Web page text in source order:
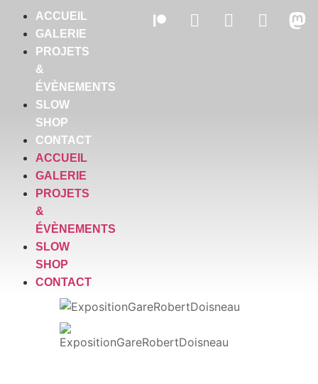
ACCUEIL
GALERIE
PROJETS
&
ÉVÈNEMENTS
SLOW
SHOP
CONTACT
ACCUEIL
GALERIE
PROJETS
&
ÉVÈNEMENTS
SLOW
SHOP
CONTACT